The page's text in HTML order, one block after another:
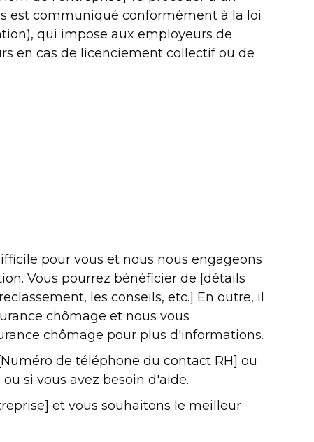
est communiqué conformément à la loi
qui impose aux employeurs de
en cas de licenciement collectif ou de
pour vous et nous nous engageons
Vous pourrez bénéficier de [détails
les conseils, etc.] En outre, il
chômage et nous vous
chômage pour plus d'informations.
de téléphone du contact RH] ou
si vous avez besoin d'aide.
et vous souhaitons le meilleur